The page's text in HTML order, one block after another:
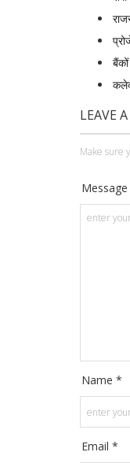
बैंकों
LEAVE
Make sure
Name *
Email *